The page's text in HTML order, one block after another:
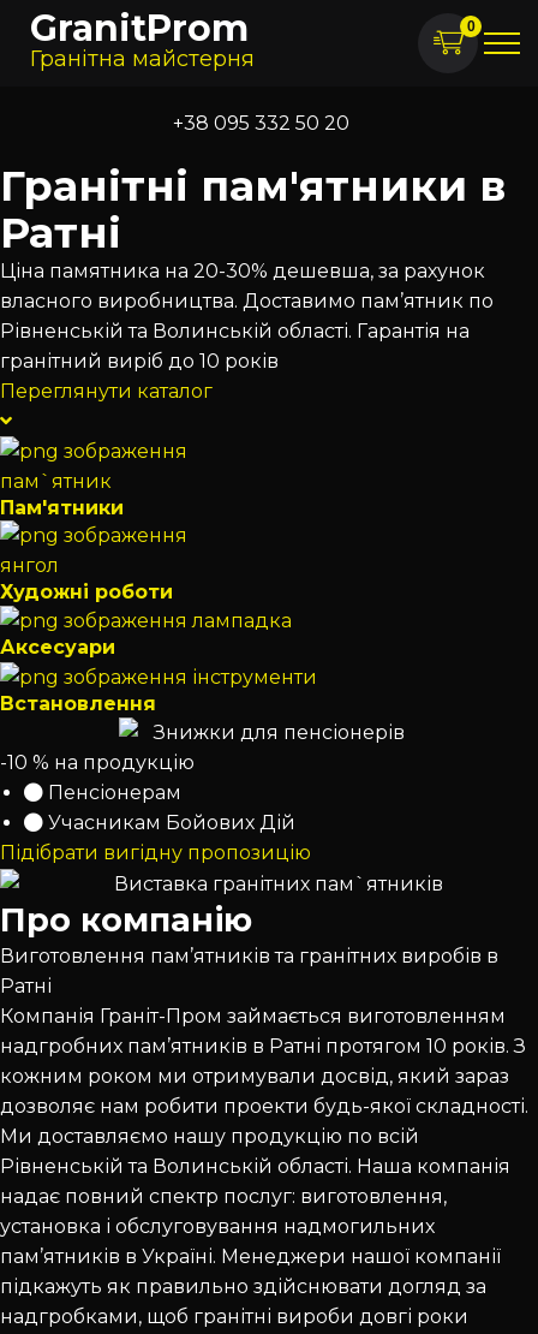
GranitProm
Гранітна майстерня
0
+38 095 332 50 20
Гранітні пам'ятники в
Ратні
Ціна памятника на 20-30% дешевша, за рахунок
власного виробництва. Доставимо пам’ятник по
Рівненській та Волинській області. Гарантія на
гранітний виріб до 10 років
Переглянути каталог
Пам'ятники
Художні роботи
Аксесуари
Встановлення
-10 % на продукцію
Пенсіонерам
Учасникам Бойових Дій
Підібрати вигідну пропозицію
Про компанію
Виготовлення пам’ятників та гранітних виробів в
Ратні
Компанія Граніт-Пром займається виготовленням
надгробних пам’ятників в Ратні протягом 10 років. З
кожним роком ми отримували досвід, який зараз
дозволяє нам робити проекти будь-якої складності.
Ми доставляємо нашу продукцію по всій
Рівненській та Волинській області. Наша компанія
надає повний спектр послуг: виготовлення,
установка і обслуговування надмогильних
пам’ятників в Україні. Менеджери нашої компанії
підкажуть як правильно здійснювати догляд за
надгробками, щоб гранітні вироби довгі роки